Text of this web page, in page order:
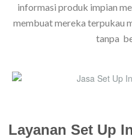
informasi produk impian
membuat mereka terpukau
tanpa
Layanan Set Up